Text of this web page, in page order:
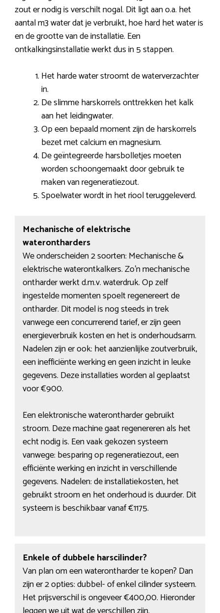
zout er nodig is verschilt nogal. Dit ligt aan o.a. het
aantal m3 water dat je verbruikt, hoe hard het water is
en de grootte van de installatie. Een
ontkalkingsinstallatie werkt dus in 5 stappen.
Het harde water stroomt de waterverzachter
in.
De slimme harskorrels onttrekken het kalk
aan het leidingwater.
Op een bepaald moment zijn de harskorrels
bezet met calcium en magnesium.
De geïntegreerde harsbolletjes moeten
worden schoongemaakt door gebruik te
maken van regeneratiezout.
Spoelwater wordt in het riool teruggeleverd.
Mechanische of elektrische
waterontharders
We onderscheiden 2 soorten: Mechanische &
elektrische waterontkalkers. Zo’n mechanische
ontharder werkt d.m.v. waterdruk. Op zelf
ingestelde momenten spoelt regenereert de
ontharder. Dit model is nog steeds in trek
vanwege een concurrerend tarief, er zijn geen
energieverbruik kosten en het is onderhoudsarm.
Nadelen zijn er ook: het aanzienlijke zoutverbruik,
een inefficiënte werking en geen inzicht in leuke
gegevens. Deze installaties worden al geplaatst
voor €900.
Een elektronische waterontharder gebruikt
stroom. Deze machine gaat regenereren als het
echt nodig is. Een vaak gekozen systeem
vanwege: besparing op regeneratiezout, een
efficiënte werking en inzicht in verschillende
gegevens. Nadelen: de installatiekosten, het
gebruikt stroom en het onderhoud is duurder. Dit
systeem is beschikbaar vanaf €1175.
Enkele of dubbele harscilinder?
Van plan om een waterontharder te kopen? Dan
zijn er 2 opties: dubbel- of enkel cilinder systeem.
Het prijsverschil is ongeveer €400,00. Hieronder